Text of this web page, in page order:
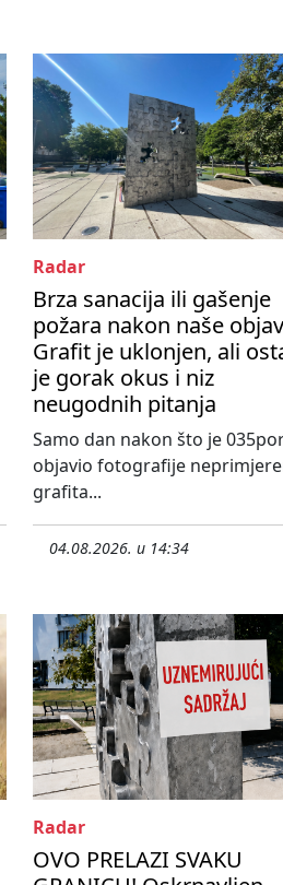
Radar
Brza sanacija ili gašenje
požara nakon naše
Grafit je uklonjen, ali
je gorak okus i niz
neugodnih pitanja
Samo dan nakon što je
objavio fotografije
grafita...
04.08.2026. u 14:34
Radar
OVO PRELAZI SVAKU